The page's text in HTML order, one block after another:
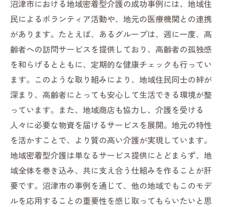
沼津市における地域密着型介護の成功事例には、地域住
民によるボランティア活動や、地元の医療機関との連携
があります。たとえば、あるグループは、週に一度、高
齢者への訪問サービスを提供しており、高齢者の孤独感
を和らげるとともに、定期的な健康チェックも行ってい
ます。このような取り組みにより、地域住民同士の絆が
深まり、高齢者にとっても安心して生活できる環境が整
っています。また、地域商店も協力し、介護を受ける
人々に必要な物資を届けるサービスを展開。地元の特性
を活かすことで、より質の高い介護が実現しています。
地域密着型介護は単なるサービス提供にとどまらず、地
域全体を巻き込み、共に支え合う仕組みを作ることが肝
要です。沼津市の事例を通じて、他の地域でもこのモデ
ルを応用することの重要性を感じ取ってもらいたいと思